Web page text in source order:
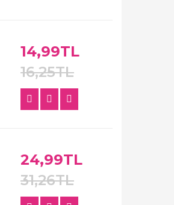
14,99TL
16,25TL
24,99TL
31,26TL